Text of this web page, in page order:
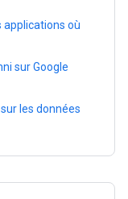
applications où
sur Google
les données